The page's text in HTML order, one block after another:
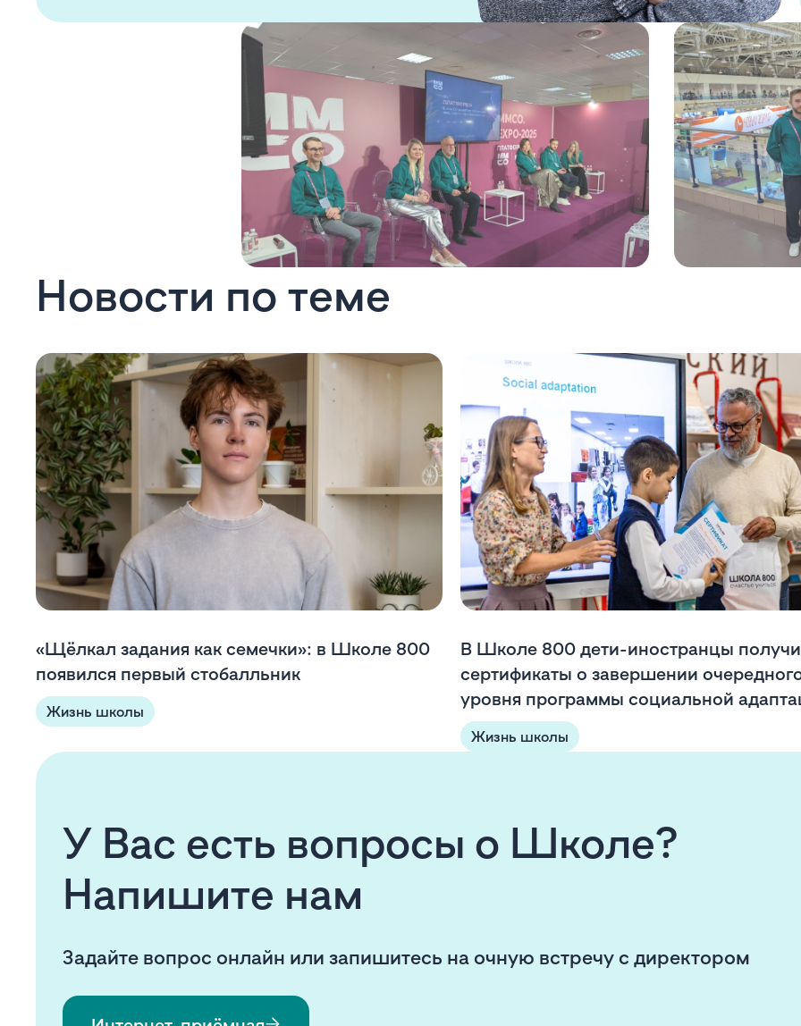
Новости по теме
«Щёлкал задания как семечки»: в Школе 800
появился первый стобалльник
Жизнь школы
В Школе 800 дети-иностранцы
сертификаты о завершении
уровня программы социальной
Жизнь школы
У Вас есть вопросы о Школе?
Напишите нам
Задайте вопрос онлайн или запишитесь на очную встречу с директором